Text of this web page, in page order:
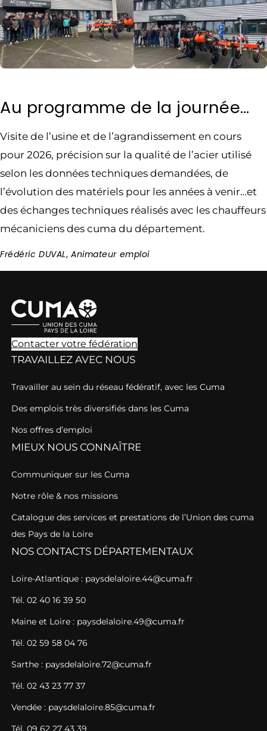
Au programme de la journée…
Visite de l’usine et de l’agrandissement en cours
pour 2026, précision sur la qualité de l’acier utilisé
selon les données techniques demandées, de
l’évolution des matériels pour les années à venir…et
des échanges techniques réalisés avec les chauffeurs
mécaniciens des cuma du département.
Frédéric DUVAL, Animateur emploi
Contacter votre fédération
TRAVAILLEZ AVEC NOUS
Travailler au sein du réseau fédératif, avec les Cuma
Des emplois très diversifiés dans les Cuma
Nos offres d’emploi
MIEUX NOUS CONNAÎTRE
Communiquer sur les Cuma
Notre rôle & nos missions
Catalogue des services et prestations de l’Union des cuma
des Pays de la Loire
NOS CONTACTS DÉPARTEMENTAUX
Loire-Atlantique : paysdelaloire.44@cuma.fr
Tél. 02 40 16 39 50
Maine et Loire : paysdelaloire.49@cuma.fr
Tél. 02 59 58 04 76
Sarthe : paysdelaloire.72@cuma.fr
Tél. 02 43 23 77 37
Vendée : paysdelaloire.85@cuma.fr
Tél. 09 62 27 43 39